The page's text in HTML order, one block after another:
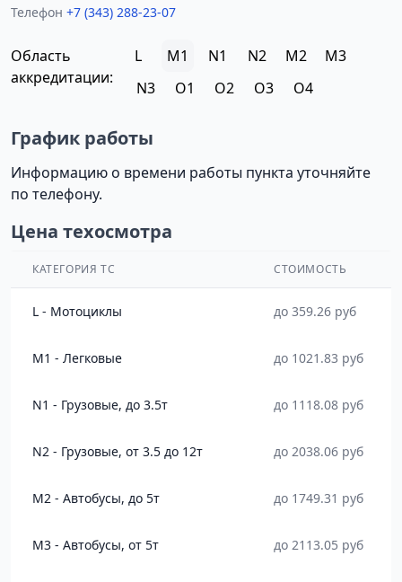
Телефон +7 (343) 288-23-07
Область
аккредитации:
L M1 N1 N2 M2
M3
N3
O1 O2 O3 O4
График работы
Информацию о времени работы пункта уточняйте
по телефону.
Цена техосмотра
КАТЕГОРИЯ ТС СТОИМОСТЬ
L - Мотоциклы до 359.26 руб
M1 - Легковые до 1021.83 руб
N1 - Грузовые, до 3.5т до 1118.08 руб
N2 - Грузовые, от 3.5 до 12т до 2038.06 руб
M2 - Автобусы, до 5т до 1749.31 руб
M3 - Автобусы, от 5т до 2113.05 руб